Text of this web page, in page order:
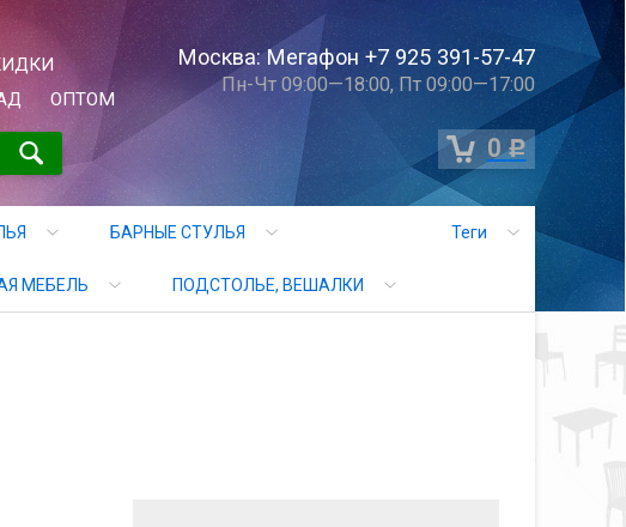
Москва: Мегафон +7 925 391-57-47
Пн-Чт 09:00—18:00, Пт 09:00—17:00
ОПТОМ
0Р
Теги
БАРНЫЕ СТУЛЬЯ
МЕБЕЛЬ ПОДСТОЛЬЕ, ВЕШАЛКИ